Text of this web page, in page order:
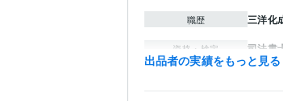
職歴 三洋化
資格・検定 司法書
ペッ
出品者の実績をもっと見る